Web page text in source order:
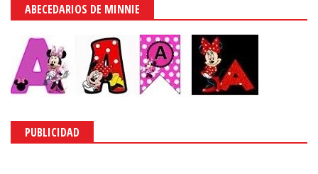
ABECEDARIOS DE MINNIE
PUBLICIDAD